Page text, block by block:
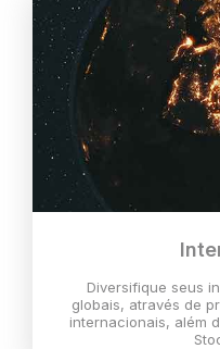
Diversifique seus
globais, através de
internacionais, além